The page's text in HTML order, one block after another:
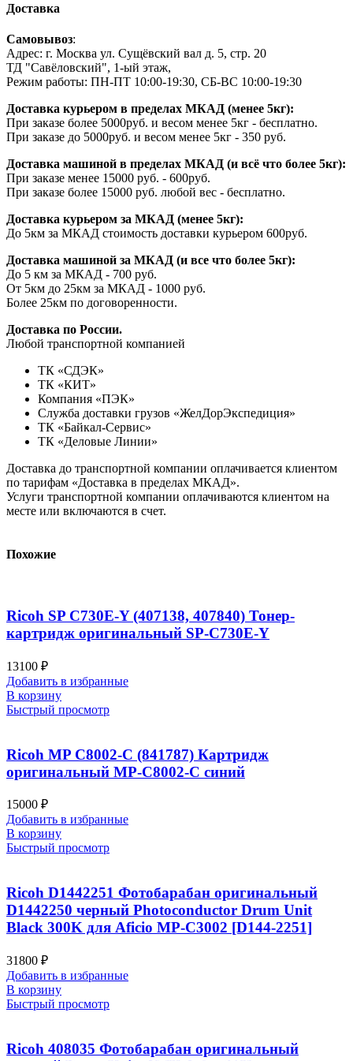
Доставка
Cамовывоз:
Адрес: г. Москва ул. Сущёвский вал д. 5, стр. 20
ТД "Савёловский", 1-ый этаж,
Режим работы: ПН-ПТ 10:00-19:30, СБ-ВС 10:00-19:30
Доставка курьером в пределах МКАД (менее 5кг):
При заказе более 5000руб. и весом менее 5кг - бесплатно.
При заказе до 5000руб. и весом менее 5кг - 350 руб.
Доставка машиной в пределах МКАД (и всё что более 5кг):
При заказе менее 15000 руб. - 600руб.
При заказе более 15000 руб. любой вес - бесплатно.
Доставка курьером за МКАД (менее 5кг):
До 5км за МКАД стоимость доставки курьером 600руб.
Доставка машиной за МКАД (и все что более 5кг):
До 5 км за МКАД - 700 руб.
От 5км до 25км за МКАД - 1000 руб.
Более 25км по договоренности.
Доставка по России.
Любой транспортной компанией
ТК «СДЭК»
ТК «КИТ»
Компания «ПЭК»
Служба доставки грузов «ЖелДорЭкспедиция»
ТК «Байкал-Сервис»
ТК «Деловые Линии»
Доставка до транспортной компании оплачивается клиентом
по тарифам «Доставка в пределах МКАД».
Услуги транспортной компании оплачиваются клиентом на
месте или включаются в счет.
Похожие
Ricoh SP C730E-Y (407138, 407840) Тонер-
картридж оригинальный SP-C730E-Y
13100 ₽
Добавить в избранные
В корзину
Быстрый просмотр
Ricoh MP C8002-C (841787) Картридж
оригинальный MP-C8002-C синий
15000 ₽
Добавить в избранные
В корзину
Быстрый просмотр
Ricoh D1442251 Фотобарабан оригинальный
D1442250 черный Photoconductor Drum Unit
Black 300K для Aficio MP-C3002 [D144-2251]
31800 ₽
Добавить в избранные
В корзину
Быстрый просмотр
Ricoh 408035 Фотобарабан оригинальный